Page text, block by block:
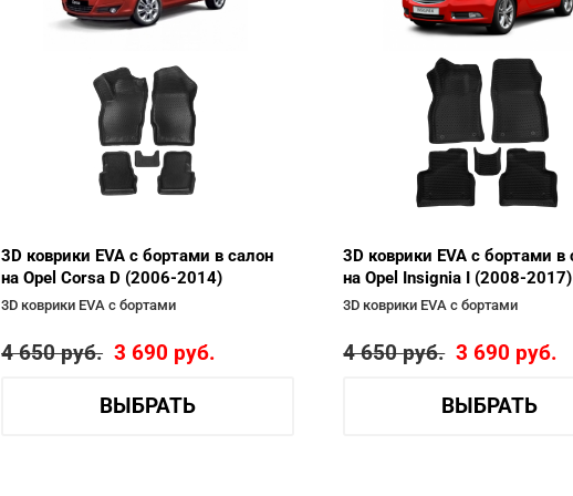
3D коврики EVA с бортами в салон
на Opel Corsa D (2006-2014)
3D коврики EVA с бортами
4 650руб. 3 690 руб.
ВЫБРАТЬ
3D коврики EVA с бортами в
на Opel Insignia I (2008-2017)
3D коврики EVA с бортами
4 650руб. 3 690 руб.
ВЫБРАТЬ